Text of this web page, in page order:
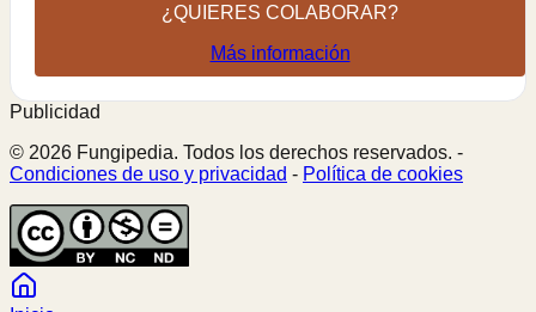
¿QUIERES COLABORAR?
Más información
Publicidad
© 2026 Fungipedia. Todos los derechos reservados. -
Condiciones de uso y privacidad - Política de cookies